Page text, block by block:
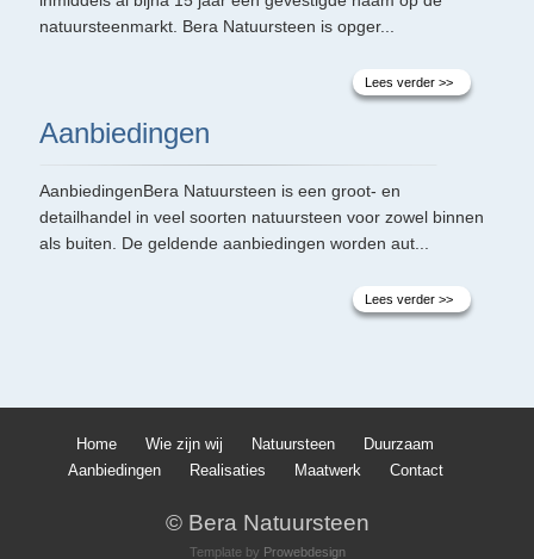
natuursteenmarkt. Bera Natuursteen is opger...
Lees verder >>
Aanbiedingen
AanbiedingenBera Natuursteen is een groot- en
detailhandel in veel soorten natuursteen voor zowel binnen
als buiten. De geldende aanbiedingen worden aut...
Lees verder >>
Home Wie zijn wij Natuursteen
Duurzaam
Aanbiedingen
Realisaties Maatwerk Contact
© Bera Natuursteen
Template by Prowebdesign